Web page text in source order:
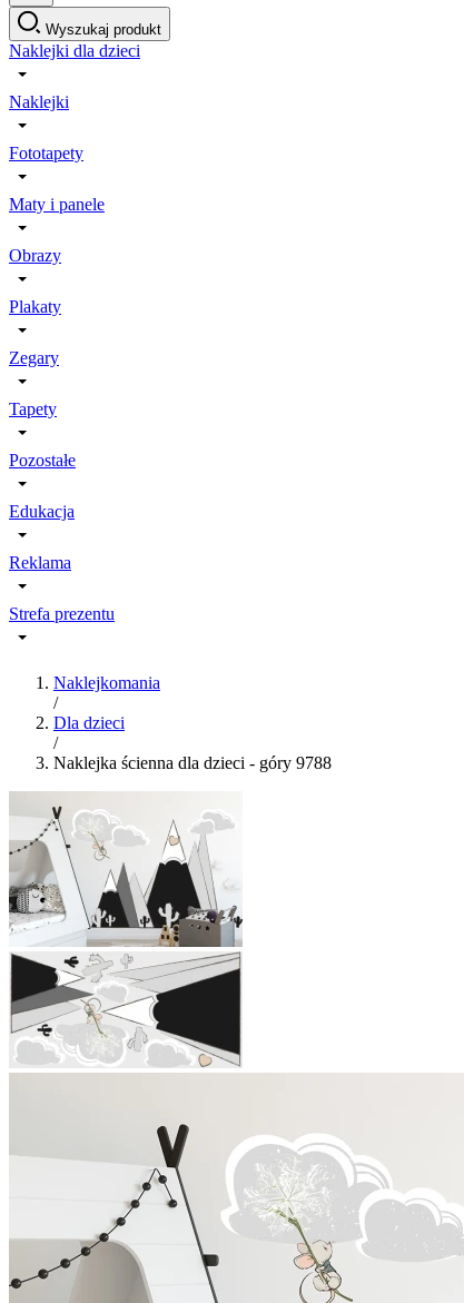
Wyszukaj produkt
Naklejki dla dzieci
Naklejki
Fototapety
Maty i panele
Obrazy
Plakaty
Zegary
Tapety
Pozostałe
Edukacja
Reklama
Strefa prezentu
Naklejkomania
/
Dla dzieci
/
Naklejka ścienna dla dzieci - góry 9788